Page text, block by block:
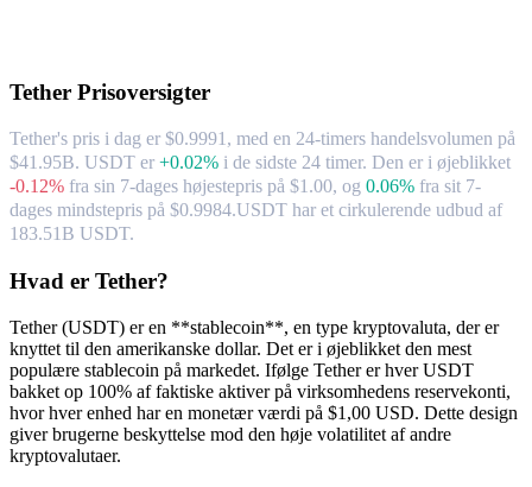
Tether Prisoversigter
Tether's pris i dag er $0.9991, med en 24-timers handelsvolumen på
$41.95B. USDT er +0.02% i de sidste 24 timer. Den er i øjeblikket
-0.12% fra sin 7-dages højestepris på $1.00, og 0.06% fra sit 7-
dages mindstepris på $0.9984.USDT har et cirkulerende udbud af
183.51B USDT.
Hvad er Tether?
Tether (USDT) er en **stablecoin**, en type kryptovaluta, der er
knyttet til den amerikanske dollar. Det er i øjeblikket den mest
populære stablecoin på markedet. Ifølge Tether er hver USDT
bakket op 100% af faktiske aktiver på virksomhedens reservekonti,
hvor hver enhed har en monetær værdi på $1,00 USD. Dette design
giver brugerne beskyttelse mod den høje volatilitet af andre
kryptovalutaer.